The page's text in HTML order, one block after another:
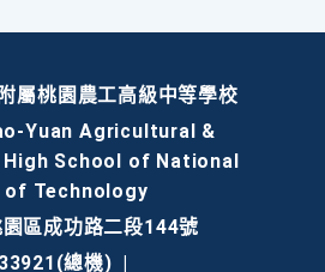
屬桃園農工高級中等學校
Yuan Agricultural &
School of National
of Technology
區成功路二段144號
總機)